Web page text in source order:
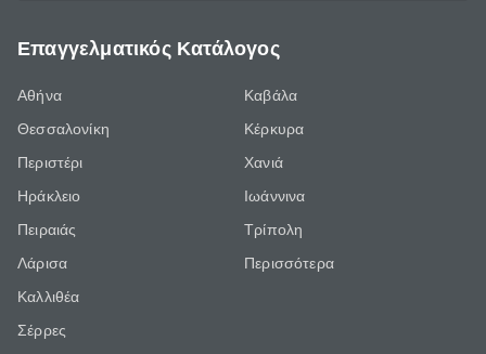
Επαγγελματικός Κατάλογος
Αθήνα
Θεσσαλονίκη
Περιστέρι
Ηράκλειο
Πειραιάς
Λάρισα
Καλλιθέα
Σέρρες
Καβάλα
Κέρκυρα
Χανιά
Ιωάννινα
Τρίπολη
Περισσότερα